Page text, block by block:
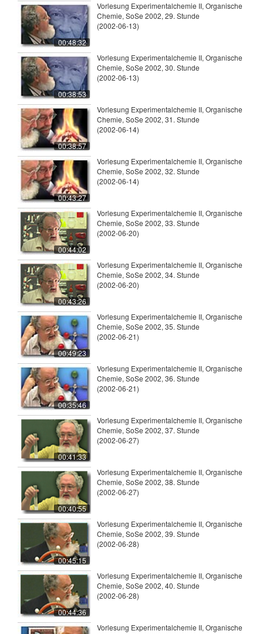
00:48:32
Vorlesung Experimentalchemie II, Organische
Chemie, SoSe 2002, 29. Stunde
(2002-06-13)
00:38:53
Vorlesung Experimentalchemie II, Organische
Chemie, SoSe 2002, 30. Stunde
(2002-06-13)
00:38:57
Vorlesung Experimentalchemie II, Organische
Chemie, SoSe 2002, 31. Stunde
(2002-06-14)
00:43:27
Vorlesung Experimentalchemie II, Organische
Chemie, SoSe 2002, 32. Stunde
(2002-06-14)
00:44:02
Vorlesung Experimentalchemie II, Organische
Chemie, SoSe 2002, 33. Stunde
(2002-06-20)
00:43:26
Vorlesung Experimentalchemie II, Organische
Chemie, SoSe 2002, 34. Stunde
(2002-06-20)
00:49:23
Vorlesung Experimentalchemie II, Organische
Chemie, SoSe 2002, 35. Stunde
(2002-06-21)
00:35:46
Vorlesung Experimentalchemie II, Organische
Chemie, SoSe 2002, 36. Stunde
(2002-06-21)
00:41:33
Vorlesung Experimentalchemie II, Organische
Chemie, SoSe 2002, 37. Stunde
(2002-06-27)
00:40:55
Vorlesung Experimentalchemie II, Organische
Chemie, SoSe 2002, 38. Stunde
(2002-06-27)
00:45:15
Vorlesung Experimentalchemie II, Organische
Chemie, SoSe 2002, 39. Stunde
(2002-06-28)
00:44:36
Vorlesung Experimentalchemie II, Organische
Chemie, SoSe 2002, 40. Stunde
(2002-06-28)
Vorlesung Experimentalchemie II, Organische